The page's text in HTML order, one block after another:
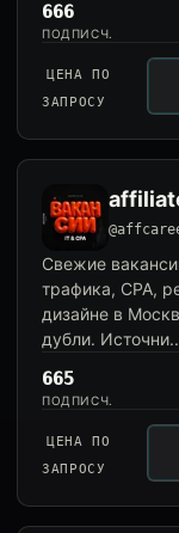
666
ПОДПИСЧ.
ЦЕНА ПО
ЗАПРОСУ
Свежие
трафика, CPA,
дизайне в
дубли.
665
ПОДПИСЧ.
ЦЕНА ПО
ЗАПРОСУ